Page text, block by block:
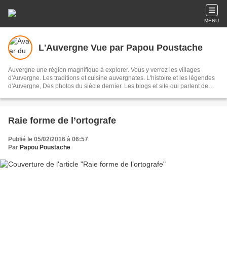
MENU
L'Auvergne Vue par Papou Poustache
Auvergne une région magnifique à explorer. Vous y verrez les villages
d'Auvergne. Les traditions et cuisine auvergnates. L'histoire et les légendes
d'Auvergne, Des photos du siècle dernier. Les blogs et site qui parlent de
histoires drôles. Des photos de votre jeunesse . Et enfin une impression de
Bonne visite Vous pourrez également me soumettre des articles concernant
votre village ou hameaux . Me parler des histoires locales M'envoyer des
photos de familles anciennes en précisant bien le lieu ou la situation Voici
mon adresse émail. retrauzon43@gmail.com
Raie forme de l’ortografe
Publié le 05/02/2016 à 06:57
Par Papou Poustache